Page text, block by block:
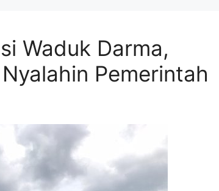
Waduk Darma,
Pemerintah